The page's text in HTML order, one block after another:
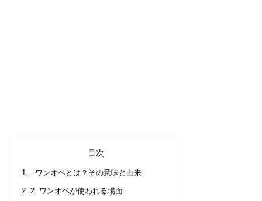
目次
. ワンオペとは？その意味と由来
2. ワンオペが使われる場面